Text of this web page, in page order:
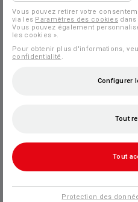
Vous pouvez retirer votre
via les Paramètres des cookies
Vous pouvez également
les cookies ».
Pour obtenir plus d'informations,
confidentialité .
Configurer
Tout
Tout
Protection des